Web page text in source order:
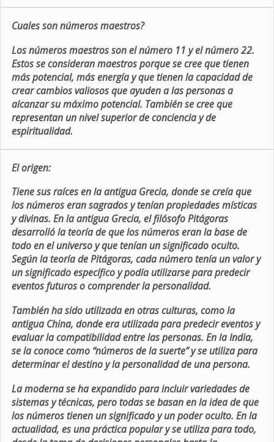
Cuales son números maestros?
Los números maestros son el número 11 y el número 22.
Estos se consideran maestros porque se cree que tienen
más potencial, más energía y que tienen la capacidad de
crear cambios valiosos que ayuden a las personas a
alcanzar su máximo potencial. También se cree que
representan un nivel superior de conciencia y de
espiritualidad.
El origen:
Tiene sus raíces en la antigua Grecia, donde se creía que
los números eran sagrados y tenían propiedades místicas
y divinas. En la antigua Grecia, el filósofo Pitágoras
desarrolló la teoría de que los números eran la base de
todo en el universo y que tenían un significado oculto.
Según la teoría de Pitágoras, cada número tenía un valor y
un significado específico y podía utilizarse para predecir
eventos futuros o comprender la personalidad.
También ha sido utilizada en otras culturas, como la
antigua China, donde era utilizada para predecir eventos y
evaluar la compatibilidad entre las personas. En la India,
se la conoce como “números de la suerte” y se utiliza para
determinar el destino y la personalidad de una persona.
La moderna se ha expandido para incluir variedades de
sistemas y técnicas, pero todas se basan en la idea de que
los números tienen un significado y un poder oculto. En la
actualidad, es una práctica popular y se utiliza para todo,